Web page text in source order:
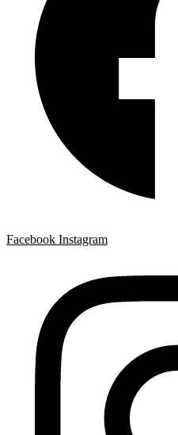
Facebook Instagram